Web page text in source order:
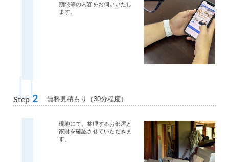
期限等の内容をお伺いいたし
ます。
Step 2 無料見積もり（30分程度）
現地にて、整理するお部屋と
家財を確認させていただきま
す。